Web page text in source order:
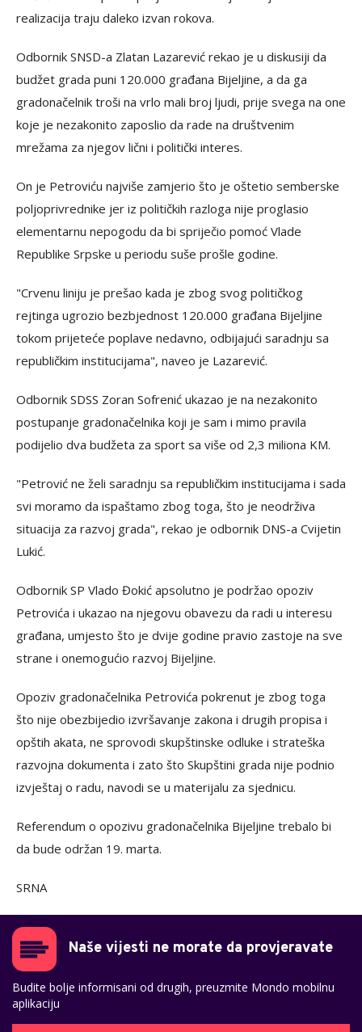
realizacija traju daleko izvan rokova.
Odbornik SNSD-a Zlatan Lazarević rekao je u diskusiji da
budžet grada puni 120.000 građana Bijeljine, a da ga
gradonačelnik troši na vrlo mali broj ljudi, prije svega na one
koje je nezakonito zaposlio da rade na društvenim
mrežama za njegov lični i politički interes.
On je Petroviću najviše zamjerio što je oštetio semberske
poljoprivrednike jer iz političkih razloga nije proglasio
elementarnu nepogodu da bi spriječio pomoć Vlade
Republike Srpske u periodu suše prošle godine.
"Crvenu liniju je prešao kada je zbog svog političkog
rejtinga ugrozio bezbjednost 120.000 građana Bijeljine
tokom prijeteće poplave nedavno, odbijajući saradnju sa
republičkim institucijama", naveo je Lazarević.
Odbornik SDSS Zoran Sofrenić ukazao je na nezakonito
postupanje gradonačelnika koji je sam i mimo pravila
podijelio dva budžeta za sport sa više od 2,3 miliona KM.
"Petrović ne želi saradnju sa republičkim institucijama i sada
svi moramo da ispaštamo zbog toga, što je neodrživa
situacija za razvoj grada", rekao je odbornik DNS-a Cvijetin
Lukić.
Odbornik SP Vlado Đokić apsolutno je podržao opoziv
Petrovića i ukazao na njegovu obavezu da radi u interesu
građana, umjesto što je dvije godine pravio zastoje na sve
strane i onemogućio razvoj Bijeljine.
Opoziv gradonačelnika Petrovića pokrenut je zbog toga
što nije obezbijedio izvršavanje zakona i drugih propisa i
opštih akata, ne sprovodi skupštinske odluke i strateška
razvojna dokumenta i zato što Skupštini grada nije podnio
izvještaj o radu, navodi se u materijalu za sjednicu.
Referendum o opozivu gradonačelnika Bijeljine trebalo bi
da bude održan 19. marta.
SRNA
Naše vijesti ne morate da provjeravate
Budite bolje informisani od drugih, preuzmite Mondo mobilnu
aplikaciju